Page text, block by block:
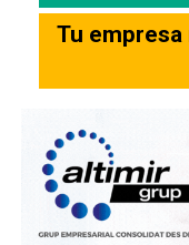
Tu empresa